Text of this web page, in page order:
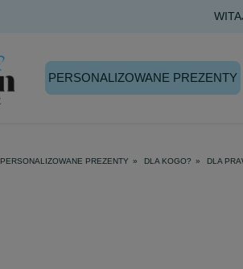
PERSONALIZOWANE PREZENTY
PERSONALIZOWANE PREZENTY DLA KOGO? DLA